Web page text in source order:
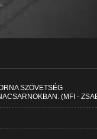
SZÖVETSÉG
(MFI -